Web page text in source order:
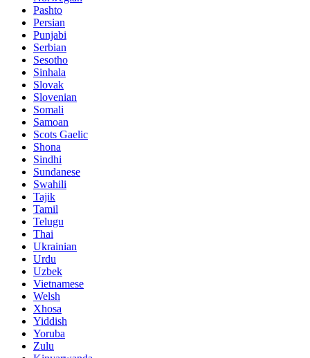
Pashto
Persian
Punjabi
Serbian
Sesotho
Sinhala
Slovak
Slovenian
Somali
Samoan
Scots Gaelic
Shona
Sindhi
Sundanese
Swahili
Tajik
Tamil
Telugu
Thai
Ukrainian
Urdu
Uzbek
Vietnamese
Welsh
Xhosa
Yiddish
Yoruba
Zulu